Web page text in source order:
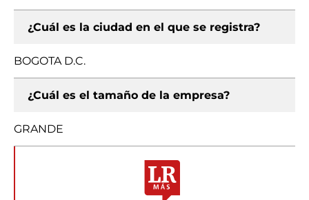
¿Cuál es la ciudad en el que se registra?
BOGOTA D.C.
¿Cuál es el tamaño de la empresa?
GRANDE